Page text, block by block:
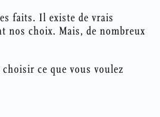
faits. Il existe de vrais
nos choix. Mais, de nombreux
ce que vous voulez